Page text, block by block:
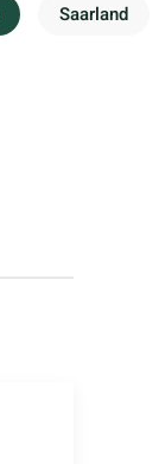
Saarland